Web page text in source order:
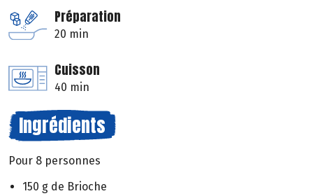
Préparation
20 min
Cuisson
40 min
Ingrédients
Pour 8 personnes
150 g de Brioche